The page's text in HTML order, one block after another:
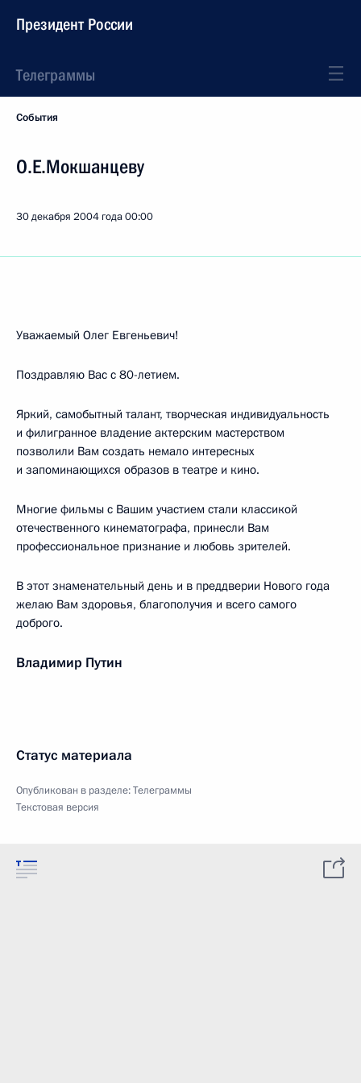
Президент России
Телеграммы
События
О.Е.Мокшанцеву
30 декабря 2004 года00:00
Уважаемый Олег Евгеньевич!
Поздравляю Вас с 80-летием.
Яркий, самобытный талант, творческая индивидуальность
и филигранное владение актерским мастерством
позволили Вам создать немало интересных
и запоминающихся образов в театре и кино.
Многие фильмы с Вашим участием стали классикой
отечественного кинематографа, принесли Вам
профессиональное признание и любовь зрителей.
В этот знаменательный день и в преддверии Нового года
желаю Вам здоровья, благополучия и всего самого
доброго.
Владимир Путин
Статус материала
Опубликован в разделе:Телеграммы
Текстовая версия